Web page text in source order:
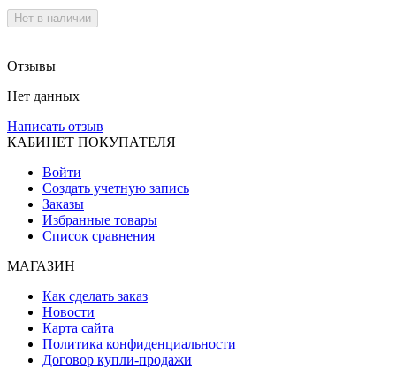
Нет в наличии
Отзывы
Нет данных
Написать отзыв
КАБИНЕТ ПОКУПАТЕЛЯ
Войти
Создать учетную запись
Заказы
Избранные товары
Список сравнения
МАГАЗИН
Как сделать заказ
Новости
Карта сайта
Политика конфиденциальности
Договор купли-продажи